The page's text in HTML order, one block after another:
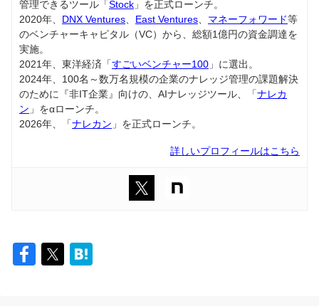
管理できるツール「Stock 」を正式ローンチ。
2020年、 DNX Ventures East Ventures マネーフォワード等
のベンチャーキャピタル（VC）から、総額1億円の資金調達を
実施。
2021年、東洋経済「すごいベンチャー100 」に選出。
2024年、100名～数万名規模の企業のナレッジ管理の課題解決
のために『非IT企業』向けの、AIナレッジツール、「ナレカ
ン 」をαローンチ。
2026年、「ナレカン 」を正式ローンチ。
詳しいプロフィールはこちら